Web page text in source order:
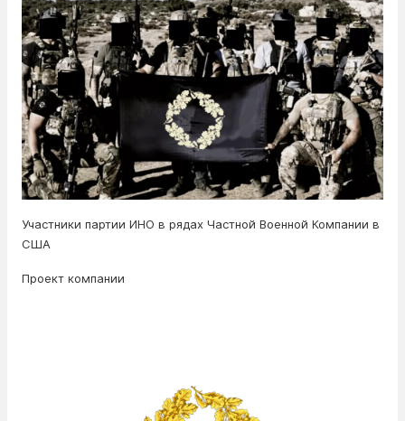
Участники партии ИНО в рядах Частной Военной Компании в
США
Проект компании